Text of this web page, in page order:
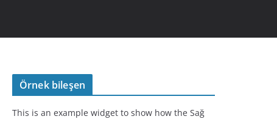
Örnek bileşen
This is an example widget to show how the Sağ